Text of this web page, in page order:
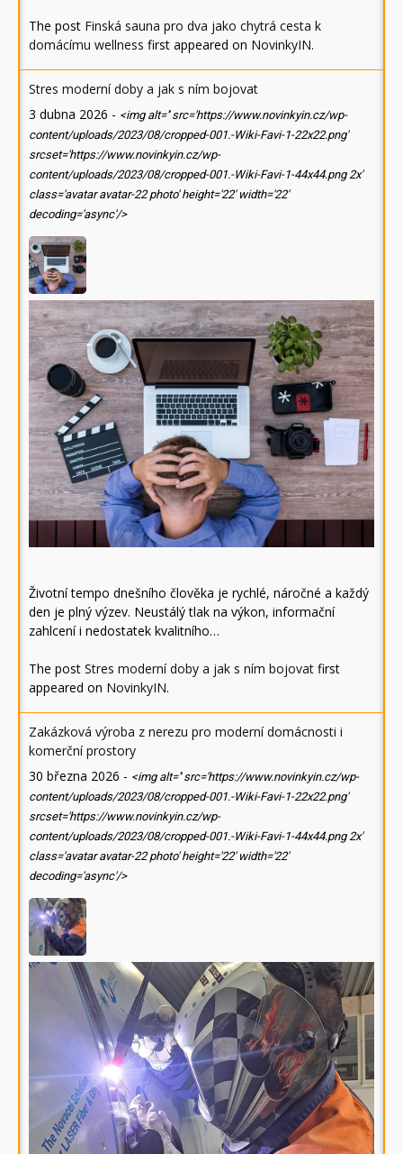
The post Finská sauna pro dva jako chytrá cesta k
domácímu wellness first appeared on NovinkyIN.
Stres moderní doby a jak s ním bojovat
3 dubna 2026 - <img alt='' src='https://www.novinkyin.cz/wp-
content/uploads/2023/08/cropped-001.-Wiki-Favi-1-22x22.png'
srcset='https://www.novinkyin.cz/wp-
content/uploads/2023/08/cropped-001.-Wiki-Favi-1-44x44.png 2x'
class='avatar avatar-22 photo' height='22' width='22'
decoding='async'/>
Životní tempo dnešního člověka je rychlé, náročné a každý
den je plný výzev. Neustálý tlak na výkon, informační
zahlcení i nedostatek kvalitního…
The post Stres moderní doby a jak s ním bojovat first
appeared on NovinkyIN.
Zakázková výroba z nerezu pro moderní domácnosti i
komerční prostory
30 března 2026 - <img alt='' src='https://www.novinkyin.cz/wp-
content/uploads/2023/08/cropped-001.-Wiki-Favi-1-22x22.png'
srcset='https://www.novinkyin.cz/wp-
content/uploads/2023/08/cropped-001.-Wiki-Favi-1-44x44.png 2x'
class='avatar avatar-22 photo' height='22' width='22'
decoding='async'/>